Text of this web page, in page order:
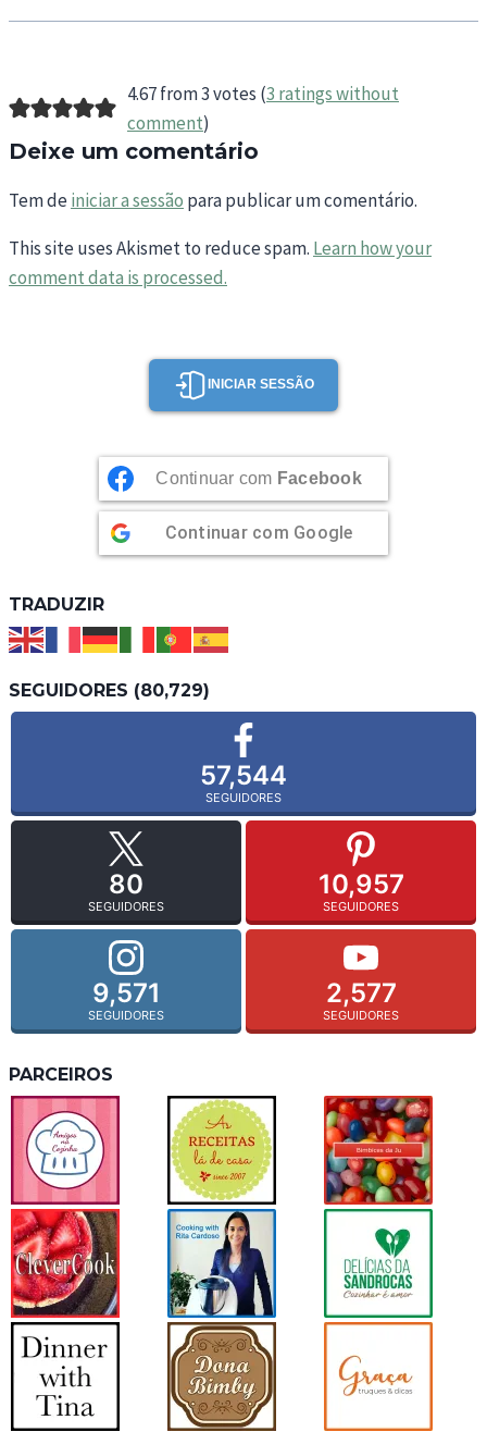
4.67 from 3 votes (3 ratings without
comment)
Deixe um comentário
Tem deiniciar a sessão para publicar um comentário.
This site uses Akismet to reduce spam. Learn how your
comment data is processed.
INICIAR SESSÃO
Continuar com Facebook
Continuar com Google
TRADUZIR
SEGUIDORES (80,729)
57,544
SEGUIDORES
80
SEGUIDORES
10,957
SEGUIDORES
9,571
SEGUIDORES
2,577
SEGUIDORES
PARCEIROS